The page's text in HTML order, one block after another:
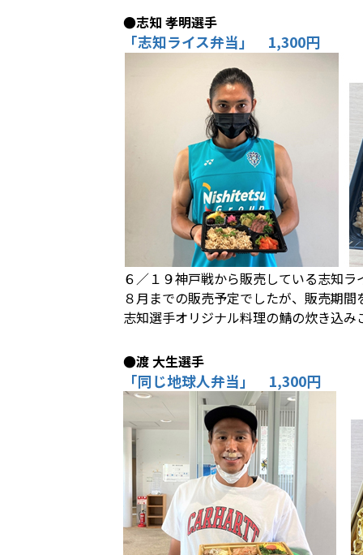
●志知 孝明選手
「志知ライス弁当」 1,300円
６／１９神戸戦から販売している志知
８月までの販売予定でしたが、販売期
志知選手オリジナル料理の鯖の炊き込
●渡 大生選手
「同じ地球人弁当」 1,300円